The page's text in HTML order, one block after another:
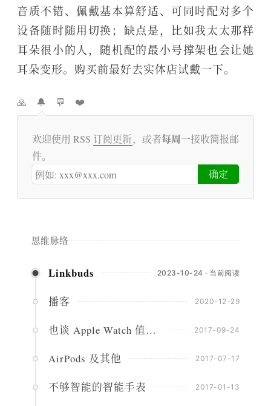
音质不错、佩戴基本算舒适、可同时配对多个
设备随时随用切换；缺点是，比如我太太那样
耳朵很小的人，随机配的最小号撑架也会让她
耳朵变形。购买前最好去实体店试戴一下。
🙏 🔔 💬 ❤️
欢迎使用 RSS 订阅更新，或者每周一接收简报邮
件。
思维脉络
Linkbuds 2023-10-24 · 当前阅读
播客 2020-12-29
也谈 Apple Watch 值不值得买 2017-09-24
AirPods 及其他 2017-07-17
不够智能的智能手表 2017-01-13